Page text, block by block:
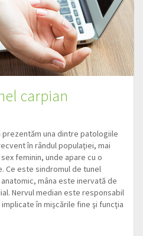
carpian
prezentăm una dintre patologiile
în rândul populaţiei, mai
feminin, unde apare cu o
Ce este sindromul de tunel
mâna este inervată de
Nervul median este responsabil
în mişcările fine şi funcţia